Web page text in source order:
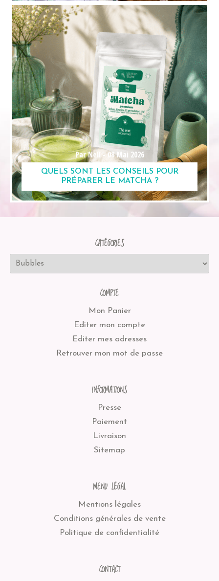
Par Nell -08 Mai 2026
QUELS SONT LES CONSEILS POUR
PRÉPARER LE MATCHA ?
CATÉGORIES
COMPTE
Mon Panier
Editer mon compte
Editer mes adresses
Retrouver mon mot de passe
INFORMATIONS
Presse
Paiement
Livraison
Sitemap
MENU LÉGAL
Mentions légales
Conditions générales de vente
Politique de confidentialité
CONTACT